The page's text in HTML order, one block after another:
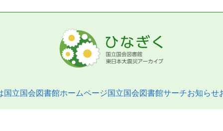
国立国会図書館ホームページ国立国会図書館サーチお知らせ